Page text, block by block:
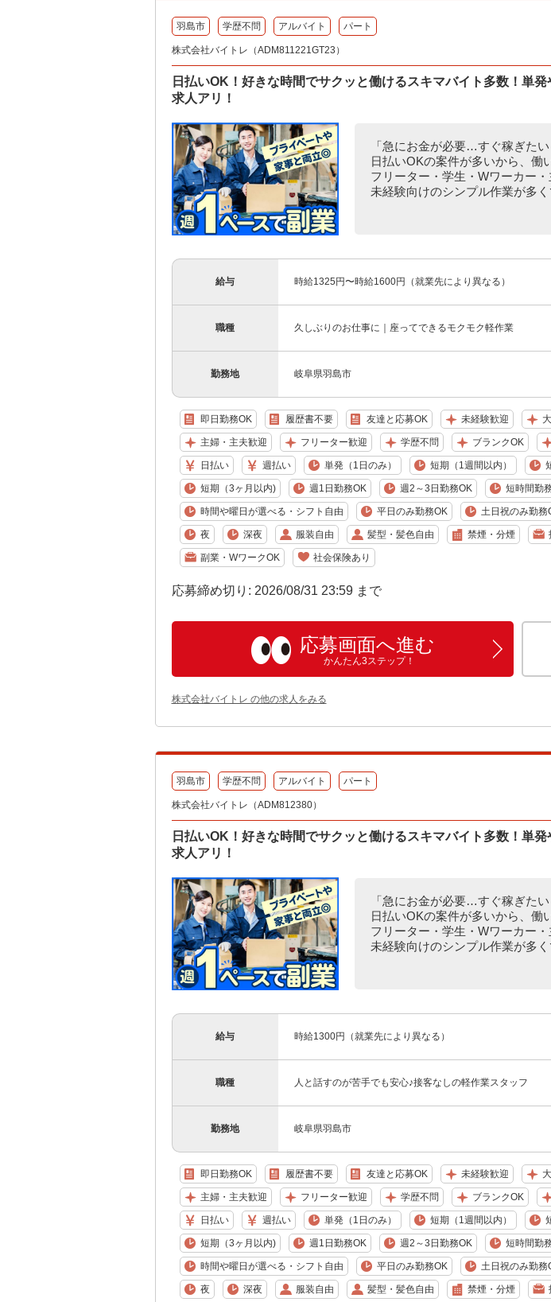
羽島市 学歴不問 アルバイト パート
株式会社バイトレ（ADM811221GT23）
日払いOK！好きな時間でサクッと働けるスキマバイト多数！単
求人アリ！
「急にお金が必要…すぐ稼ぎた
日払いOKの案件が多いから、働
フリーター・学生・Wワーカー
未経験向けのシンプル作業が多
給与 時給1325円〜時給1600円（就業先により異なる）
職種 久しぶりのお仕事に｜座ってできるモクモク軽作業
勤務地 岐阜県羽島市
即日勤務OK 履歴書不要 友達と応募OK 未経験歓迎
主婦・主夫歓迎 フリーター歓迎 学歴不問 ブランクOK
日払い 週払い 単発（1日のみ） 短期（1週間以内）
短期（3ヶ月以内) 週1日勤務OK 週2～3日勤務OK 短時間勤
時間や曜日が選べる・シフト自由 平日のみ勤務OK 土日祝のみ勤務
夜 深夜 服装自由 髪型・髪色自由 禁煙・分煙
副業・WワークOK 社会保険あり
応募締め切り: 2026/08/31 23:59 まで
応募画面へ進む
かんたん3ステップ！
株式会社バイトレ の他の求人をみる
羽島市 学歴不問 アルバイト パート
株式会社バイトレ（ADM812380）
日払いOK！好きな時間でサクッと働けるスキマバイト多数！単
求人アリ！
「急にお金が必要…すぐ稼ぎた
日払いOKの案件が多いから、働
フリーター・学生・Wワーカー
未経験向けのシンプル作業が多
給与 時給1300円（就業先により異なる）
職種 人と話すのが苦手でも安心♪接客なしの軽作業スタッフ
勤務地 岐阜県羽島市
即日勤務OK 履歴書不要 友達と応募OK 未経験歓迎
主婦・主夫歓迎 フリーター歓迎 学歴不問 ブランクOK
日払い 週払い 単発（1日のみ） 短期（1週間以内）
短期（3ヶ月以内) 週1日勤務OK 週2～3日勤務OK 短時間勤
時間や曜日が選べる・シフト自由 平日のみ勤務OK 土日祝のみ勤務
夜 深夜 服装自由 髪型・髪色自由 禁煙・分煙